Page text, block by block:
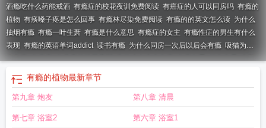
酒瘾吃什么药能戒酒 有瘾症的校花夜训免费阅读 有癌症的人可以同房吗 有瘾的
植物 有痰嗓子疼是怎么回事 有瘾林尽染免费阅读 有瘾的的英文怎么读 为什么
抽烟有瘾 有瘾一叶生萧 有瘾是什么意思 有瘾症的女主 有瘾性症的男生有什么
表现 有瘾的英语单词addict 读书有瘾 为什么同房一次后以后会有瘾 吸猫为什
么有瘾有瘾症有瘾症的校花夜训为什么女生会有瘾有瘾向雾好色有品有隐
有瘾怎么戒 有瘾的东西有哪些
读 博学有识
不吃的作品年级第一吃奶有瘾
抽烟为什么有瘾 有瘾by斯诺茜拉笔趣阁免费阅读
有瘾有性瘾症这种病能治好吗 有瘾by一个马甲 有瘾by寅子南免费阅读
有瘾的植物最新章节
第九章 炮友 第八章 清晨
第七章 浴室2 第六章 浴室1